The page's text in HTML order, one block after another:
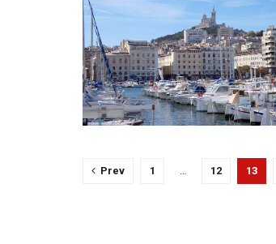
Prev 1 12 13